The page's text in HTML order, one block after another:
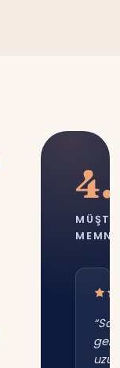
uzun